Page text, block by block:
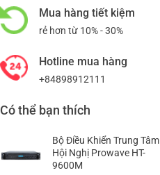
Mua hàng tiết kiệm
rẻ hơn từ 10% - 30%
Hotline mua hàng
+84898912111
Có thể bạn thích
Bộ Điều Khiển Trung Tâm
Hội Nghị Prowave HT-
9600M